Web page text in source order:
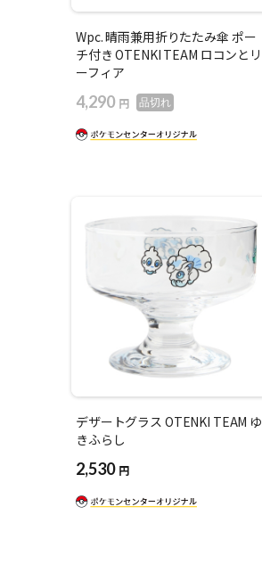
Wpc. 晴雨兼用折りたたみ傘 ポー
チ付き OTENKI TEAM ロコンとリ
ーフィア
4,290 円 品切れ
デザートグラス OTENKI TEAM ゆ
きふらし
2,530 円